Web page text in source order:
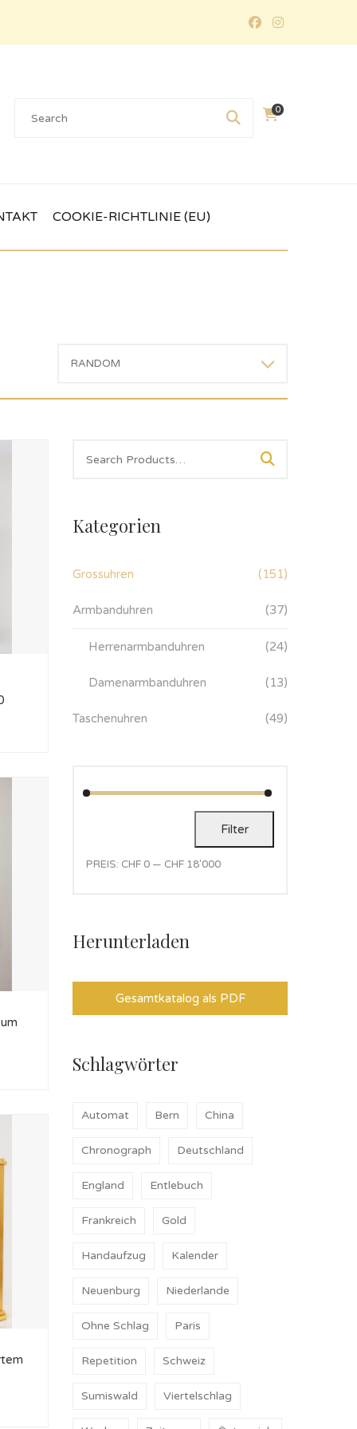
0
COOKIE-RICHTLINIE (EU)
Kategorien
Grossuhren (151)
Armbanduhren (37)
Herrenarmbanduhren (24)
Damenarmbanduhren (13)
Taschenuhren (49)
Filter
PREIS: CHF 0 — CHF 18'000
Herunterladen
Gesamtkatalog als PDF
Schlagwörter
Automat Bern China
Chronograph Deutschland
England Entlebuch
Frankreich Gold
Handaufzug Kalender
Neuenburg Niederlande
Ohne Schlag Paris
Repetition Schweiz
Sumiswald Viertelschlag